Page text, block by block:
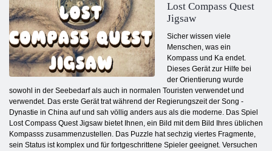
Lost Compass Quest
Jigsaw
Sicher wissen viele
Menschen, was ein
Kompass und Ka endet.
Dieses Gerät zur Hilfe bei
der Orientierung wurde
sowohl in der Seebedarf als auch in normalen Touristen verwendet und
verwendet. Das erste Gerät trat während der Regierungszeit der Song -
Dynastie in China auf und sah völlig anders aus als die moderne. Das Spiel
Lost Compass Quest Jigsaw bietet Ihnen, ein Bild mit dem Bild Ihres üblichen
Kompasss zusammenzustellen. Das Puzzle hat sechzig viertes Fragmente,
sein Status ist komplex und für fortgeschrittene Spieler geeignet. Versuchen